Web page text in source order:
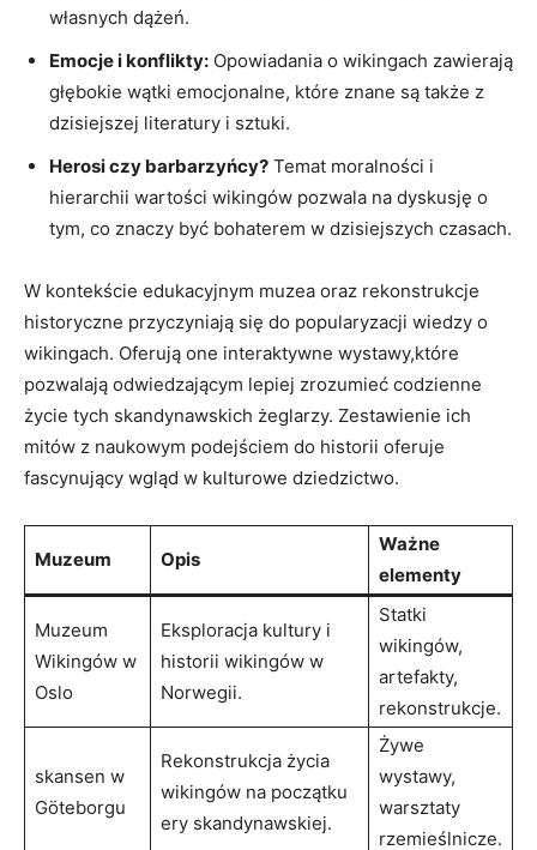
własnych dążeń.
Emocje i konflikty: Opowiadania o wikingach zawierają
głębokie wątki emocjonalne, które znane są także z
dzisiejszej literatury i sztuki.
Herosi czy barbarzyńcy? Temat moralności i
hierarchii wartości wikingów pozwala na dyskusję o
tym, co znaczy być bohaterem w dzisiejszych czasach.
W kontekście edukacyjnym muzea oraz rekonstrukcje
historyczne przyczyniają się do popularyzacji wiedzy o
wikingach. Oferują one interaktywne wystawy,które
pozwalają odwiedzającym lepiej zrozumieć codzienne
życie tych skandynawskich żeglarzy. Zestawienie ich
mitów z naukowym podejściem do historii oferuje
fascynujący wgląd w kulturowe dziedzictwo.
Muzeum Opis
Ważne
elementy
Muzeum
Wikingów w
Oslo
Eksploracja kultury i
historii wikingów w
Norwegii.
Statki
wikingów,
artefakty,
rekonstrukcje.
skansen w
Göteborgu
Rekonstrukcja życia
wikingów na początku
ery skandynawskiej.
Żywe
wystawy,
warsztaty
rzemieślnicze.